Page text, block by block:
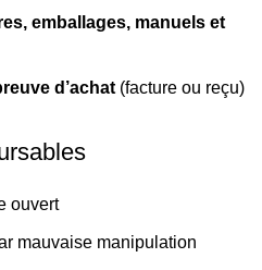
emballages, manuels et
d’achat (facture ou reçu)
ouvert
mauvaise manipulation